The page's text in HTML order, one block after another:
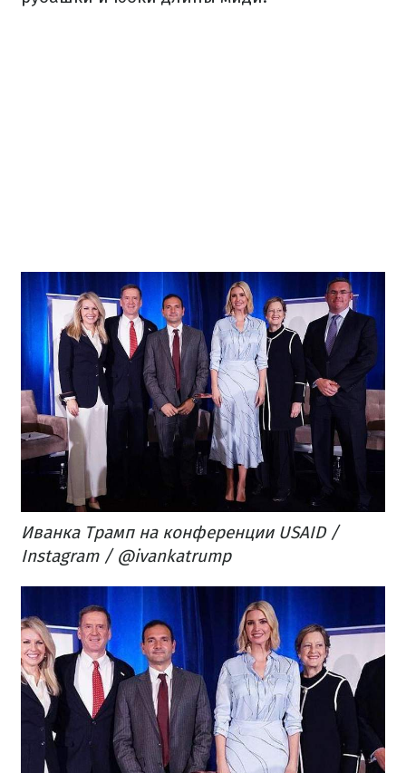
Иванка Трамп на конференции USAID /
Instagram / @ivankatrump